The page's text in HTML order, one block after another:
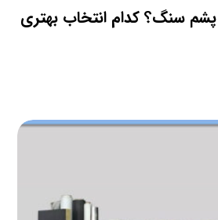
پشم سنگ؟ کدام انتخاب بهتری